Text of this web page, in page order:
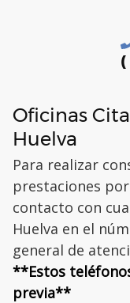
Oficinas
Huelva
Para realizar
prestaciones
contacto con
Huelva en el
general de
**Estos
previa**